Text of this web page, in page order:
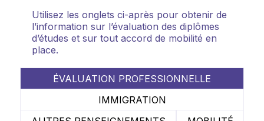
Utilisez les onglets ci-après pour obtenir de
l’information sur l’évaluation des diplômes
d’études et sur tout accord de mobilité en
place.
ÉVALUATION PROFESSIONNELLE
IMMIGRATION